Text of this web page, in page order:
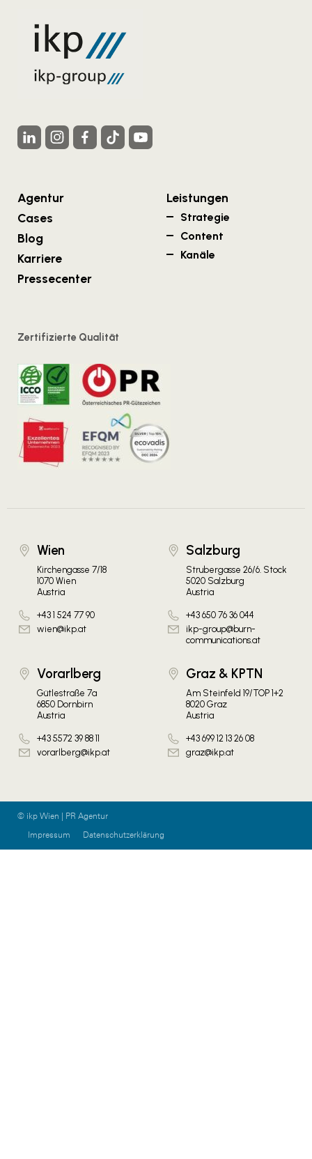
Agentur
Cases
Blog
Karriere
Pressecenter
Leistungen
Strategie
Content
Kanäle
Zertifizierte Qualität
Wien
Kirchengasse 7/18
1070 Wien
Austria
+43 1 524 77 90
wien@ikp.at
Salzburg
Strubergasse 26/6. Stock
5020 Salzburg
Austria
+43 650 76 36 044
ikp-group@burn-
communications.at
Vorarlberg
Gütlestraße 7a
6850 Dornbirn
Austria
+43 5572 39 88 11
vorarlberg@ikp.at
Graz & KPTN
Am Steinfeld 19/TOP 1+2
8020 Graz
Austria
+43 699 12 13 26 08
graz@ikp.at
© ikp Wien | PR Agentur
Impressum
Datenschutzerklärung